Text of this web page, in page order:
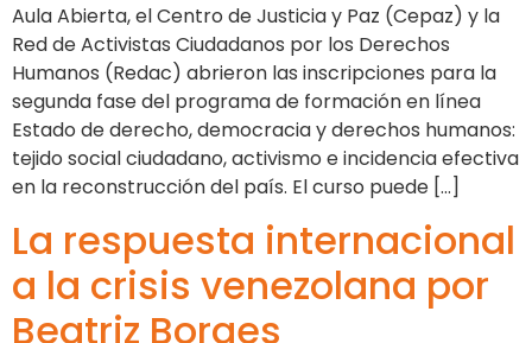
Aula Abierta, el Centro de Justicia y Paz (Cepaz) y la
Red de Activistas Ciudadanos por los Derechos
Humanos (Redac) abrieron las inscripciones para la
segunda fase del programa de formación en línea
Estado de derecho, democracia y derechos humanos:
tejido social ciudadano, activismo e incidencia efectiva
en la reconstrucción del país. El curso puede […]
La respuesta internacional
a la crisis venezolana por
Beatriz Borges